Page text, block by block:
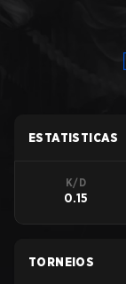
ESTATISTICAS
K/D
0.15
TORNEIOS